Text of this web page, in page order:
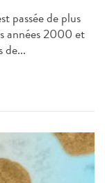
passée de plus
années 2000 et
de...